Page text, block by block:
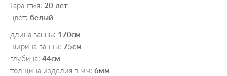
Гарантия: 20 лет
цвет: белый
длина ванны: 170см
ширина ванны: 75см
глубина: 44см
толщина изделия в мм: 6мм